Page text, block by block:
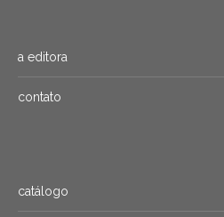
a editora
contato
catálogo